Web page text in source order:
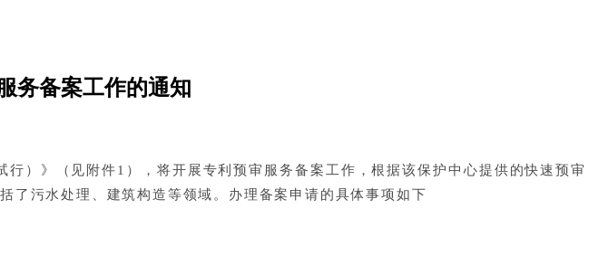
务备案工作的通知
）》（见附件1），将开展专利预审服务备案工作，根据该保护中心提供的快速预审
了污水处理、建筑构造等领域。办理备案申请的具体事项如下